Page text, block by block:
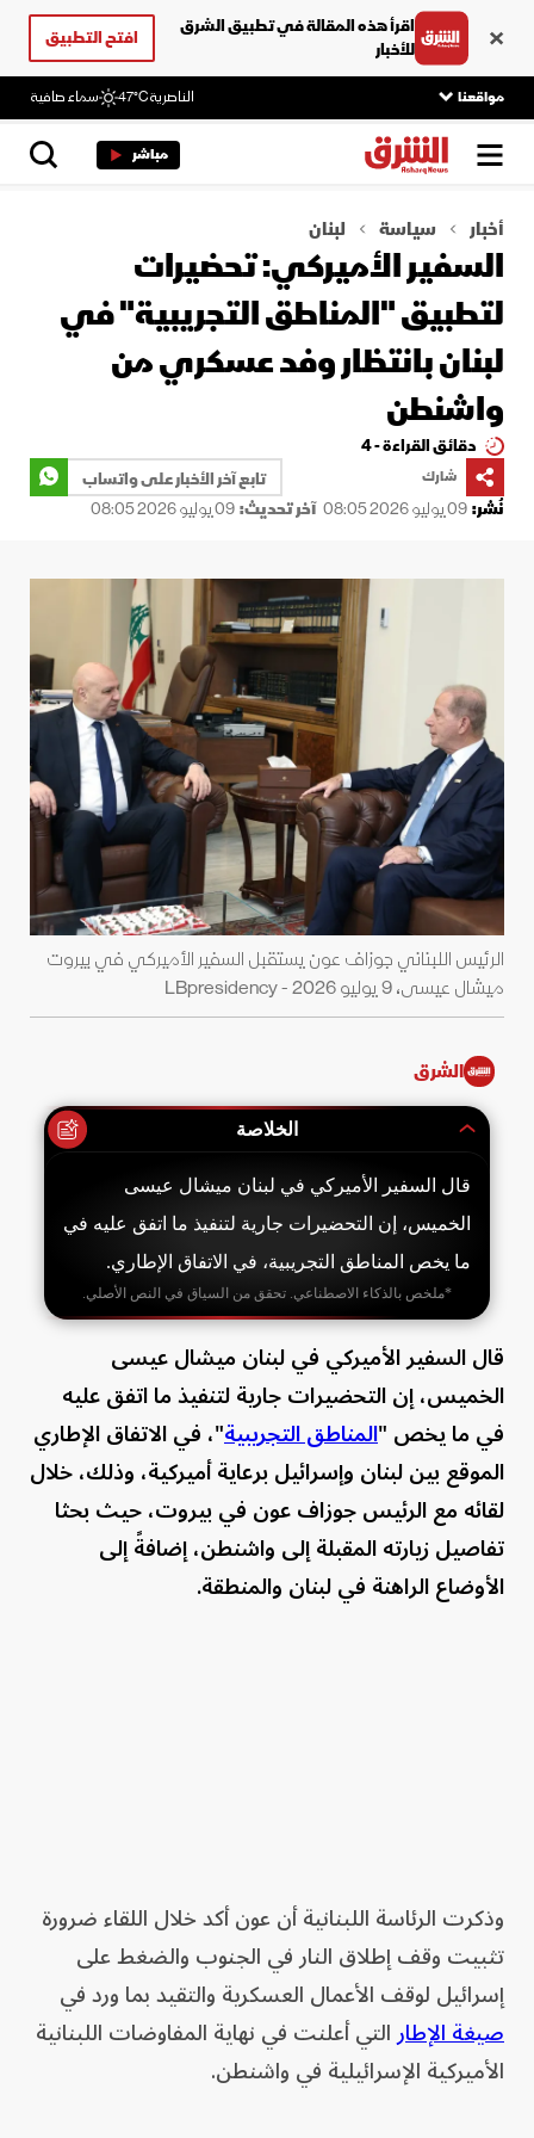
اقرأ هذه المقالة في تطبيق الشرق
للأخبار
افتح التطبيق
مواقعنا الناصرية47°C سماء صافية
مباشر
أخبار سياسة لبنان
السفير الأميركي: تحضيرات
لتطبيق "المناطق التجريبية" في
لبنان بانتظار وفد عسكري من
واشنطن
دقائق القراءة - 4
شارك
تابع آخر الأخبار على واتساب
نُشر:09 يوليو 2026 08:05 آخر تحديث:09 يوليو 2026 08:05
الرئيس اللبناني جوزاف عون يستقبل السفير الأميركي في بيروت
ميشال عيسى، 9 يوليو 2026 - LBpresidency
الشرق
الخلاصة
قال السفير الأميركي في لبنان ميشال عيسى
الخميس، إن التحضيرات جارية لتنفيذ ما اتفق عليه في
ما يخص المناطق التجريبية، في الاتفاق الإطاري.
*ملخص بالذكاء الاصطناعي. تحقق من السياق في النص الأصلي.
قال السفير الأميركي في لبنان ميشال عيسى
الخميس، إن التحضيرات جارية لتنفيذ ما اتفق عليه
في ما يخص "المناطق التجريبية"، في الاتفاق الإطاري
الموقع بين لبنان وإسرائيل برعاية أميركية، وذلك، خلال
لقائه مع الرئيس جوزاف عون في بيروت، حيث بحثا
تفاصيل زيارته المقبلة إلى واشنطن، إضافةً إلى
الأوضاع الراهنة في لبنان والمنطقة.
وذكرت الرئاسة اللبنانية أن عون أكد خلال اللقاء ضرورة
تثبيت وقف إطلاق النار في الجنوب والضغط على
إسرائيل لوقف الأعمال العسكرية والتقيد بما ورد في
صيغة الإطارالتي أعلنت في نهاية المفاوضات اللبنانية
الأميركية الإسرائيلية في واشنطن.